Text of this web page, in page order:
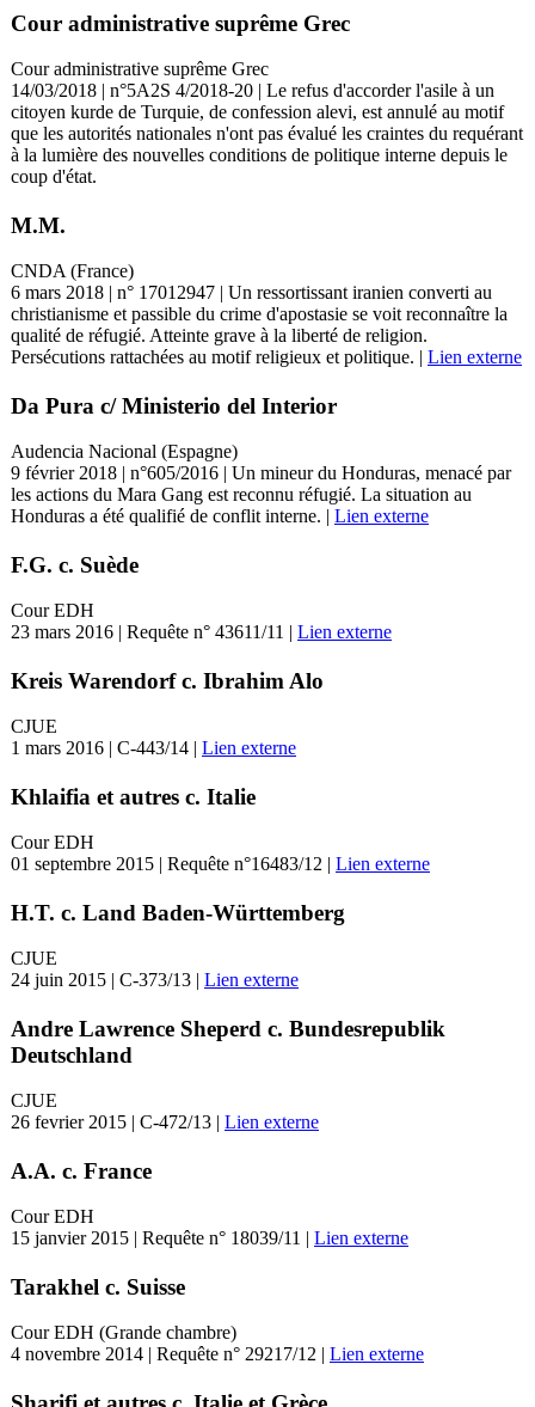
Cour administrative suprême Grec
Cour administrative suprême Grec
14/03/2018 | n°5A2S 4/2018-20 | Le refus d'accorder l'asile à un
citoyen kurde de Turquie, de confession alevi, est annulé au motif
que les autorités nationales n'ont pas évalué les craintes du requérant
à la lumière des nouvelles conditions de politique interne depuis le
coup d'état.
M.M.
CNDA (France)
6 mars 2018 | n° 17012947 | Un ressortissant iranien converti au
christianisme et passible du crime d'apostasie se voit reconnaître la
qualité de réfugié. Atteinte grave à la liberté de religion.
Persécutions rattachées au motif religieux et politique. | Lien externe
Da Pura c/ Ministerio del Interior
Audencia Nacional (Espagne)
9 février 2018 | n°605/2016 | Un mineur du Honduras, menacé par
les actions du Mara Gang est reconnu réfugié. La situation au
Honduras a été qualifié de conflit interne. | Lien externe
F.G. c. Suède
Cour EDH
23 mars 2016 | Requête n° 43611/11 | Lien externe
Kreis Warendorf c. Ibrahim Alo
CJUE
1 mars 2016 | C-443/14 | Lien externe
Khlaifia et autres c. Italie
Cour EDH
01 septembre 2015 | Requête n°16483/12 | Lien externe
H.T. c. Land Baden-Württemberg
CJUE
24 juin 2015 | C-373/13 | Lien externe
Andre Lawrence Sheperd c. Bundesrepublik
Deutschland
CJUE
26 fevrier 2015 | C-472/13 | Lien externe
A.A. c. France
Cour EDH
15 janvier 2015 | Requête n° 18039/11 | Lien externe
Tarakhel c. Suisse
Cour EDH (Grande chambre)
4 novembre 2014 | Requête n° 29217/12 | Lien externe